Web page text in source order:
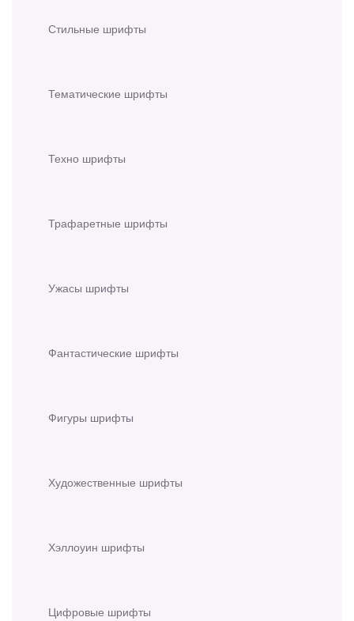
Стильные шрифты
Тематические шрифты
Техно шрифты
Трафаретные шрифты
Ужасы шрифты
Фантастические шрифты
Фигуры шрифты
Художественные шрифты
Хэллоуин шрифты
Цифровые шрифты